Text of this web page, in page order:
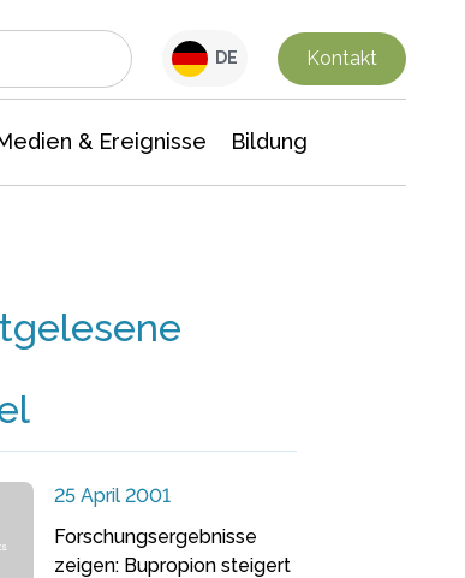
DE Kontakt
& Ereignisse Bildung
25 April 2001
Forschungsergebnisse
zeigen: Bupropion steigert